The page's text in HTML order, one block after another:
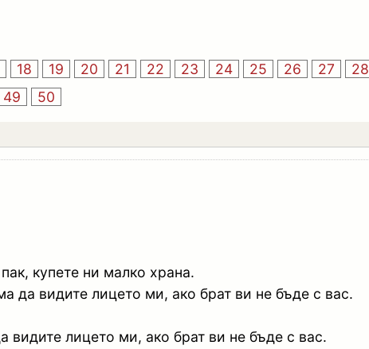
18 19 20 21 22 23 24 25 26 27 28
49 50
купете ни малко храна.
да видите лицето ми, ако брат ви не бъде с вас.
лицето ми, ако брат ви не бъде с вас.